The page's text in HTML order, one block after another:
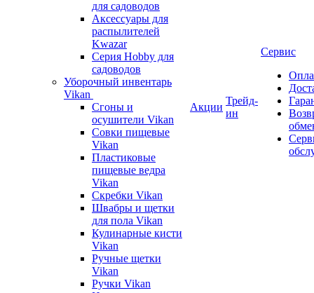
для садоводов
Аксессуары для
распылителей
Kwazar
Серия Hobby для
садоводов
Уборочный инвентарь
Vikan
Сгоны и
осушители Vikan
Совки пищевые
Vikan
Пластиковые
пищевые ведра
Vikan
Скребки Vikan
Швабры и щетки
для пола Vikan
Кулинарные кисти
Vikan
Ручные щетки
Vikan
Ручки Vikan
Акции
Трейд-
ин
Сервис